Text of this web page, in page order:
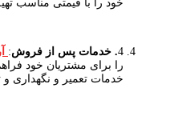
خود را با قیمتی مناسب
4. خدمات پس از فروش:
را برای مشتریان خود
خدمات تعمیر و نگهداری